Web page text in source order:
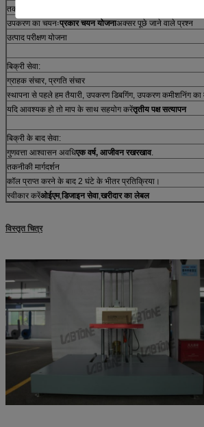
तकनीकी सलाहः परीक्षण विधि, प्रयोगशाला योजना और सलाह
उपकरण का चयनःप्रकार चयन योजनाअक्सर पूछे जाने वाले प्रश्न
उत्पाद परीक्षण योजना
बिक्री सेवा:
ग्राहक संचार, प्रगति संचार
स्थापना से पहले हम तैयारी, उपकरण डिबगिंग, उपकरण कमीशनिंग का
यदि आवश्यक हो तो माप के साथ सहयोग करेंतृतीय पक्ष सत्यापन
बिक्री के बाद सेवा:
गुणवत्ता आश्वासन अवधिएक वर्ष, आजीवन रखरखाव.
तकनीकी मार्गदर्शन
कॉल प्राप्त करने के बाद 2 घंटे के भीतर प्रतिक्रिया।
स्वीकार करेंओईएम,डिजाइन सेवा,खरीदार का लेबल
विस्तृत चित्र